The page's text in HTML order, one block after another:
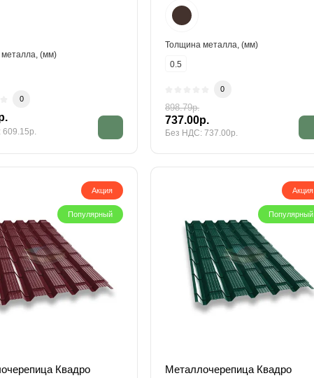
(мм)
0
Толщина металла, (мм)
0.5
0
898.79р.
737.00р.
Без НДС: 737.00р.
Акция
Популярный
Квадро
Акция
Популярный
Металлочерепица Квадро